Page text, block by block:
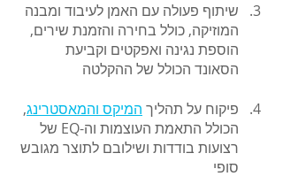
שיתוף פעולה עם האמן לעיבוד ומבנה
המוזיקה, כולל בחירה והזמנת שירים,
הוספת נגינה ואפקטים וקביעת
הסאונד הכולל של ההקלטה
פיקוח על תהליך המיקס והמאסטרינג,
הכולל התאמת העוצמות וה-EQ של
רצועות בודדות ושילובם לתוצר מגובש
סופי